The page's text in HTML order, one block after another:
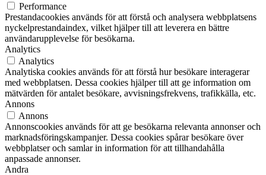
Performance
Prestandacookies används för att förstå och analysera webbplatsens
nyckelprestandaindex, vilket hjälper till att leverera en bättre
användarupplevelse för besökarna.
Analytics
Analytics
Analytiska cookies används för att förstå hur besökare interagerar
med webbplatsen. Dessa cookies hjälper till att ge information om
mätvärden för antalet besökare, avvisningsfrekvens, trafikkälla, etc.
Annons
Annons
Annonscookies används för att ge besökarna relevanta annonser och
marknadsföringskampanjer. Dessa cookies spårar besökare över
webbplatser och samlar in information för att tillhandahålla
anpassade annonser.
Andra